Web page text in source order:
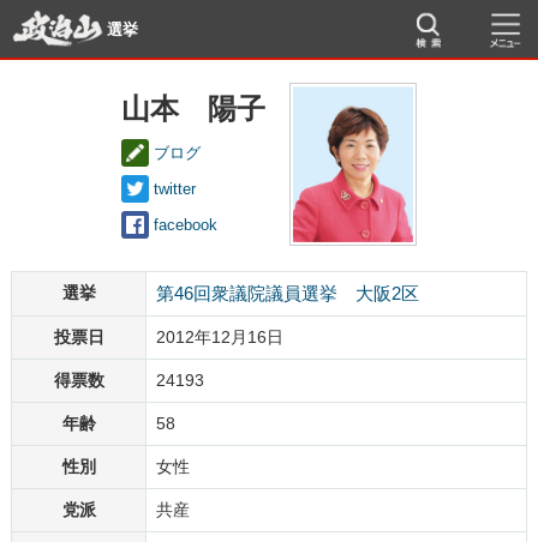
選挙
山本 陽子
ブログ
twitter
facebook
選挙 第46回衆議院議員選挙 大阪2区
投票日 2012年12月16日
得票数 24193
年齢 58
性別 女性
党派 共産